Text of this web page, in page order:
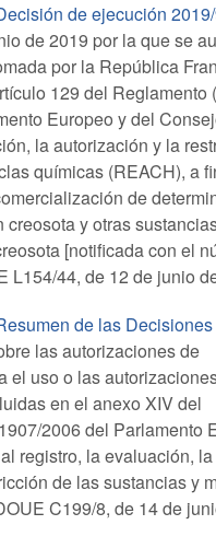
de ejecución
de 2019 por la que se
por la República
129 del Reglamento
Europeo y del
la autorización y la
químicas (REACH), a
de
creosota y otras
[notificada con el
L154/44, de 12 de junio
de las
las autorizaciones de
el uso o las
en el anexo XIV del
2006 del Parlamento
registro, la evaluación, la
de las sustancias y
C199/8, de 14 de